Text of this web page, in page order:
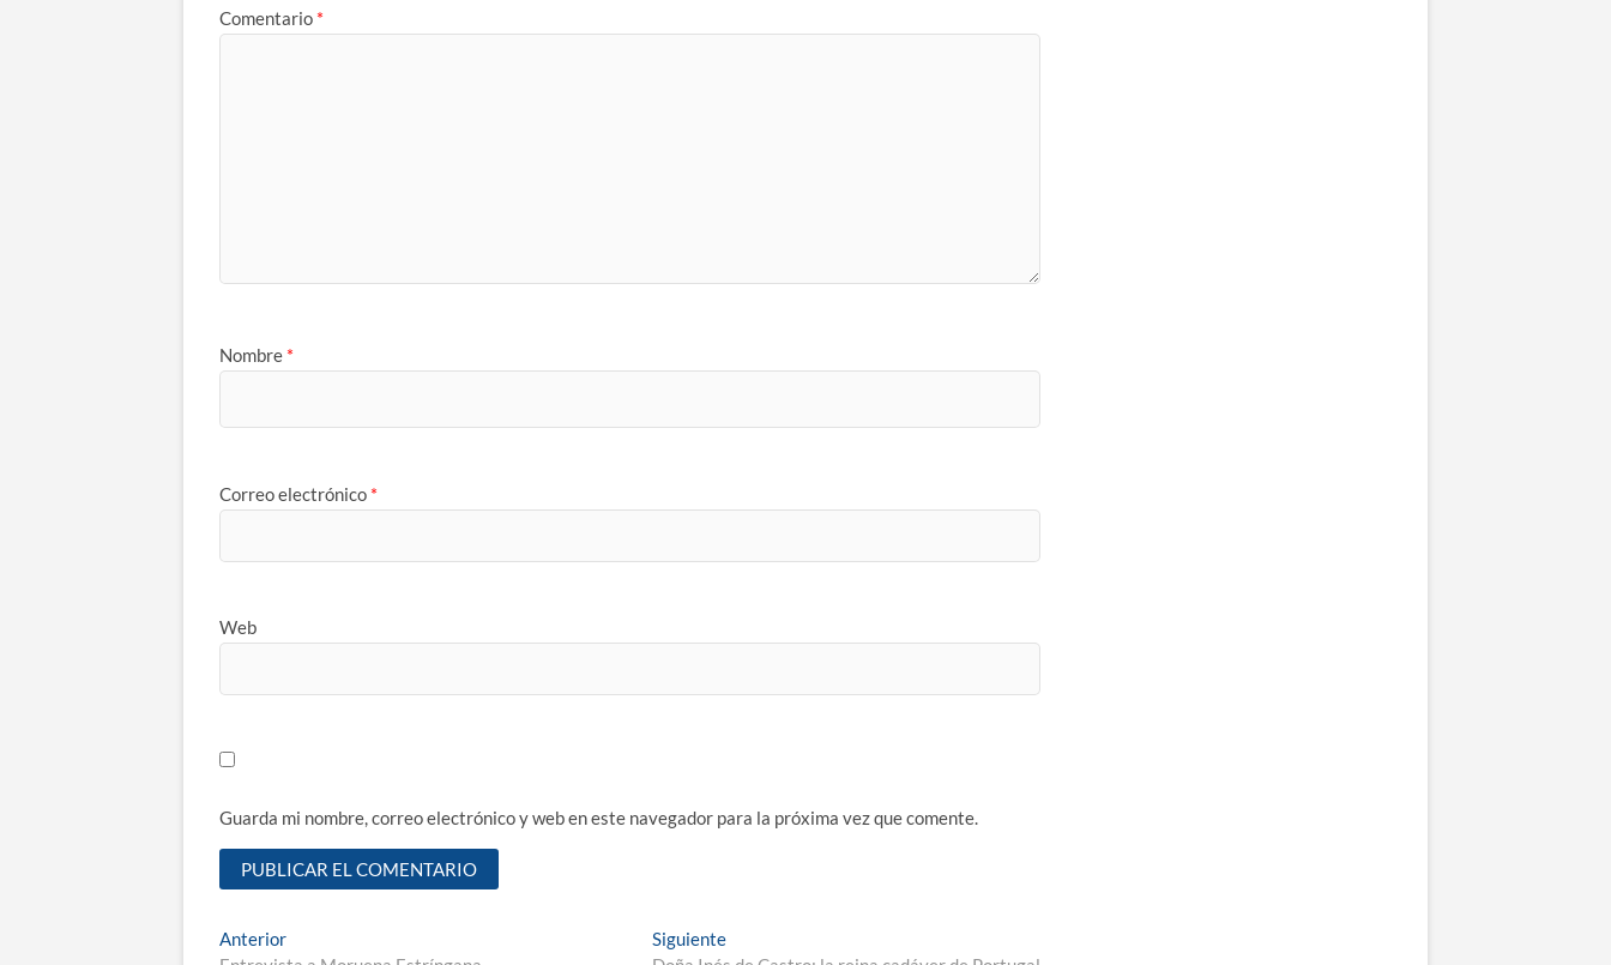
Comentario *
Nombre *
Correo electrónico *
Web
Guarda mi nombre, correo electrónico y web en este navegador para la próxima vez que comente.
Navegación
AnteriorEntrada
SiguienteEntrada